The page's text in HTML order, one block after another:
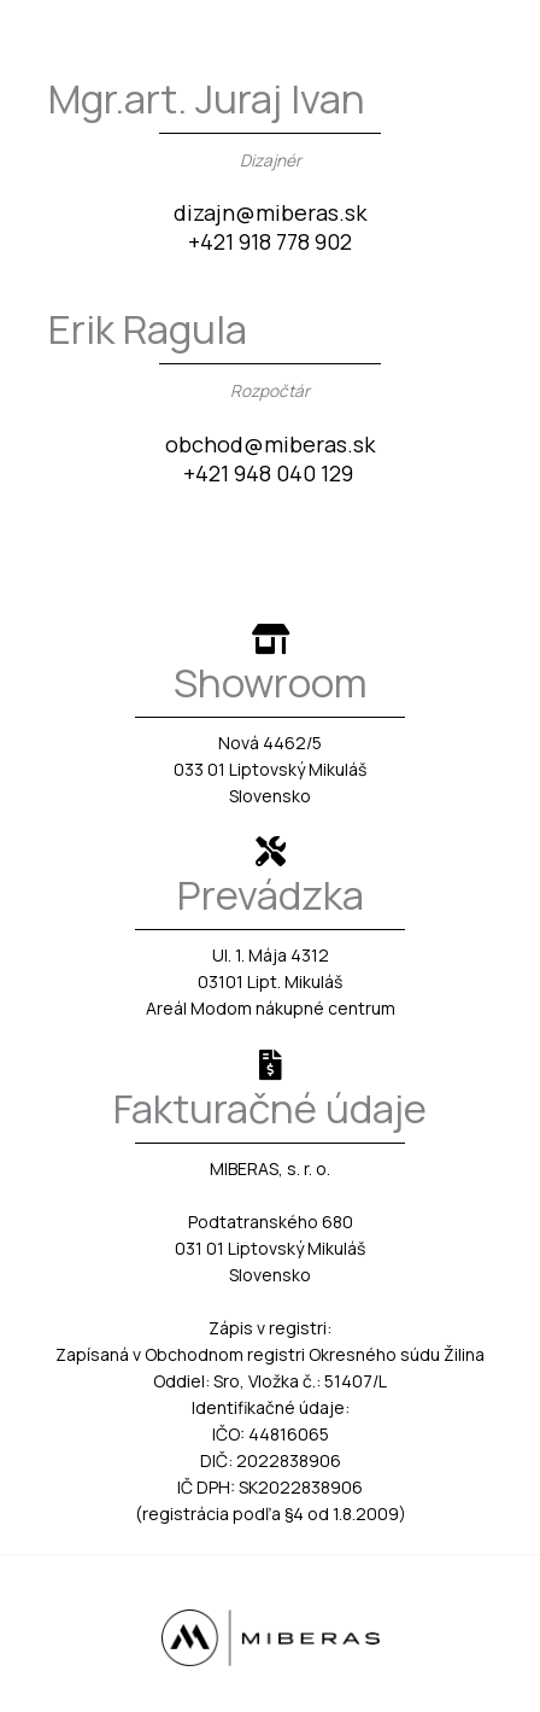
Mgr.art. Juraj Ivan
Dizajnér
dizajn@miberas.sk
+421 918 778 902
Erik Ragula
Rozpočtár
obchod@miberas.sk
+421 948 040 129
Showroom
Nová 4462/5
033 01 Liptovský Mikuláš
Slovensko
Prevádzka
Ul. 1. Mája 4312
03101 Lipt. Mikuláš
Areál Modom nákupné centrum
Fakturačné údaje
MIBERAS, s. r. o.
Podtatranského 680
031 01 Liptovský Mikuláš
Slovensko
Zápis v registri:
Zapísaná v Obchodnom registri Okresného súdu Žilina
Oddiel: Sro, Vložka č.: 51407/L
Identifikačné údaje:
IČO: 44816065
DIČ: 2022838906
IČ DPH: SK2022838906
(registrácia podľa §4 od 1.8.2009)